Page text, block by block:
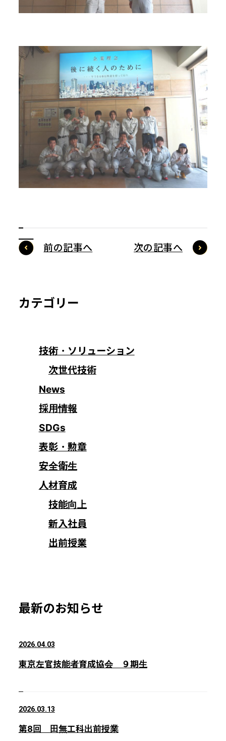
前の記事へ 次の記事へ
カテゴリー
技術・ソリューション
次世代技術
News
採用情報
SDGs
表彰・勲章
安全衛生
人材育成
技能向上
新入社員
出前授業
最新のお知らせ
東京左官技能者育成協会 ９期生
2026.04.03
第8回 田無工科出前授業
2026.03.13